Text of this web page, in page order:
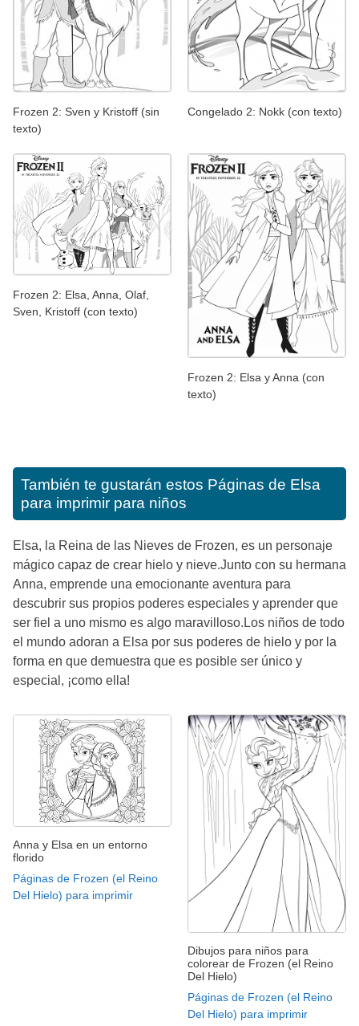
Frozen 2: Sven y Kristoff (sin
texto)
Congelado 2: Nokk (con texto)
Frozen 2: Elsa, Anna, Olaf,
Sven, Kristoff (con texto)
Frozen 2: Elsa y Anna (con
texto)
También te gustarán estos Páginas de Elsa
para imprimir para niños
Elsa, la Reina de las Nieves de Frozen, es un personaje
mágico capaz de crear hielo y nieve.Junto con su hermana
Anna, emprende una emocionante aventura para
descubrir sus propios poderes especiales y aprender que
ser fiel a uno mismo es algo maravilloso.Los niños de todo
el mundo adoran a Elsa por sus poderes de hielo y por la
forma en que demuestra que es posible ser único y
especial, ¡como ella!
Anna y Elsa en un entorno
florido
Páginas de Frozen (el Reino
Del Hielo) para imprimir
Dibujos para niños para
colorear de Frozen (el Reino
Del Hielo)
Páginas de Frozen (el Reino
Del Hielo) para imprimir